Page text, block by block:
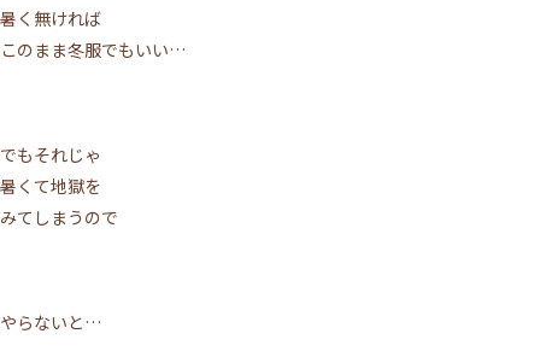
暑く無ければ
このまま冬服でもいい…
でもそれじゃ
暑くて地獄を
みてしまうので
やらないと…